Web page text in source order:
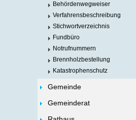
Behördenwegweiser
Verfahrensbeschreibung
Stichwortverzeichnis
Fundbüro
Notrufnummern
Brennholzbestellung
Katastrophenschutz
Gemeinde
Gemeinderat